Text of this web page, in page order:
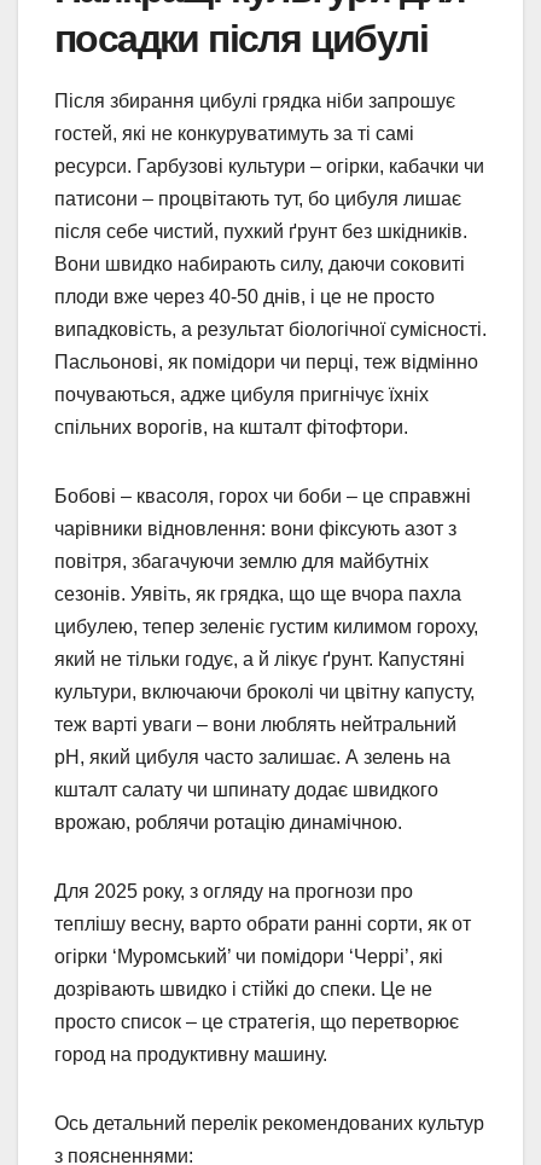
посадки після цибулі
Після збирання цибулі грядка ніби запрошує
гостей, які не конкуруватимуть за ті самі
ресурси. Гарбузові культури – огірки, кабачки чи
патисони – процвітають тут, бо цибуля лишає
після себе чистий, пухкий ґрунт без шкідників.
Вони швидко набирають силу, даючи соковиті
плоди вже через 40-50 днів, і це не просто
випадковість, а результат біологічної сумісності.
Пасльонові, як помідори чи перці, теж відмінно
почуваються, адже цибуля пригнічує їхніх
спільних ворогів, на кшталт фітофтори.
Бобові – квасоля, горох чи боби – це справжні
чарівники відновлення: вони фіксують азот з
повітря, збагачуючи землю для майбутніх
сезонів. Уявіть, як грядка, що ще вчора пахла
цибулею, тепер зеленіє густим килимом гороху,
який не тільки годує, а й лікує ґрунт. Капустяні
культури, включаючи броколі чи цвітну капусту,
теж варті уваги – вони люблять нейтральний
pH, який цибуля часто залишає. А зелень на
кшталт салату чи шпинату додає швидкого
врожаю, роблячи ротацію динамічною.
Для 2025 року, з огляду на прогнози про
теплішу весну, варто обрати ранні сорти, як от
огірки ‘Муромський’ чи помідори ‘Черрі’, які
дозрівають швидко і стійкі до спеки. Це не
просто список – це стратегія, що перетворює
город на продуктивну машину.
Ось детальний перелік рекомендованих культур
з поясненнями: